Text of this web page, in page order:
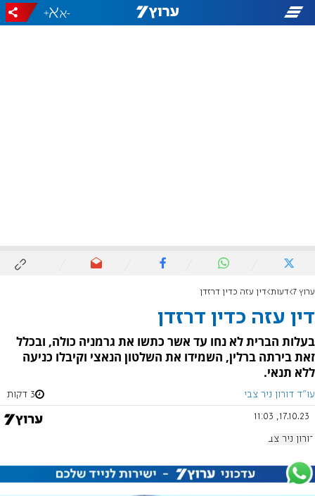
-
+
ערוץ 7 דעות דין עזה כדין דרזדן
דין עזה כדין דרזדן
בעלות הברית לא נחו עד אשר כתשו את גרמניה כולה, ובכלל
זאת בירתה ברלין, השמידו את השלטון הנאצי וקיבלו כניעה
ללא תנאי.
עו"ד דורון ניר צבי 3 דקות
17.10.23, 11:03
דורון ניר צבי